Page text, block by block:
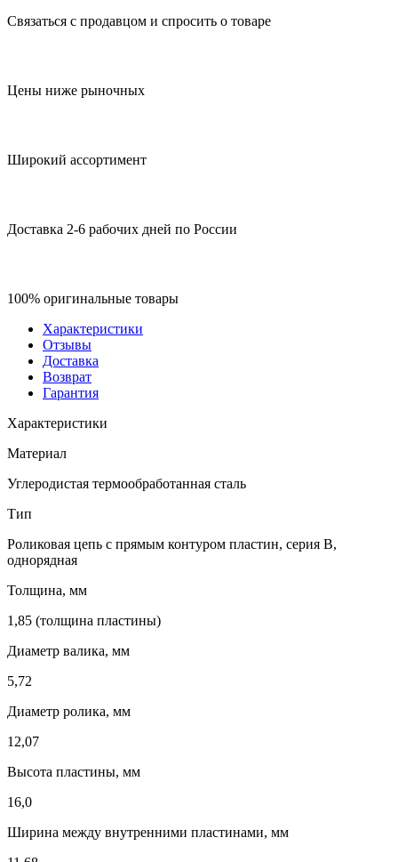
Связаться с продавцом и спросить о товаре
Цены ниже рыночных
Широкий ассортимент
Доставка 2-6 рабочих дней по России
100% оригинальные товары
Характеристики
Отзывы
Доставка
Возврат
Гарантия
Характеристики
Материал
Углеродистая термообработанная сталь
Тип
Роликовая цепь с прямым контуром пластин, серия B,
однорядная
Толщина, мм
1,85 (толщина пластины)
Диаметр валика, мм
5,72
Диаметр ролика, мм
12,07
Высота пластины, мм
16,0
Ширина между внутренними пластинами, мм